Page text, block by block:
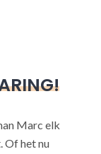
Marc elk
Of het nu